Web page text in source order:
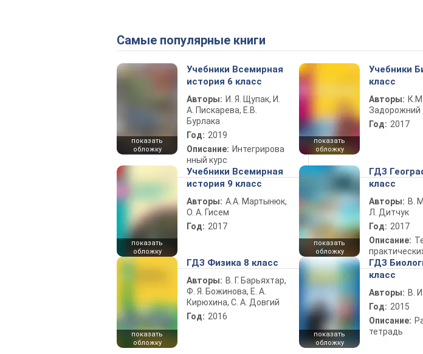
Самые популярные книги
показать
обложку
Учебники Всемирная
история 6 класс
Авторы: И. Я. Щупак, И.
А. Пискарева, Е.В.
Бурлака
Год: 2019
Описание: Интегрирова
нный курс
показать
обложку
Учебники
класс
Авторы: К.М.
Задорожний
Год: 2017
показать
обложку
Учебники Всемирная
история 9 класс
Авторы: А.А. Мартынюк,
О. А. Гисем
Год: 2017
показать
обложку
ГДЗ
класс
Авторы: В.
Л. Дитчук
Год: 2017
Описание:
показать
обложку
ГДЗ Физика 8 класс
Авторы: В. Г. Барьяхтар,
Ф. Я. Божинова, Е. А.
Кирюхина, С. А. Довгий
Год: 2016
показать
обложку
ГДЗ
класс
Авторы: В.
Год: 2015
Описание:
тетрадь